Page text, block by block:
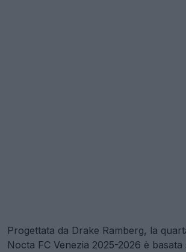
Progettata da Drake Ramberg, la
Nocta FC Venezia 2025-2026 è